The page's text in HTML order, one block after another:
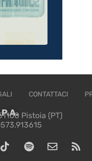
CONTATTACI
Pistoia (PT)